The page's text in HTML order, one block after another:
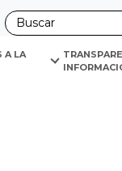
A LA